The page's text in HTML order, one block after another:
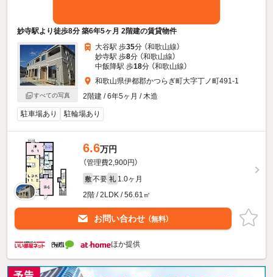
妙寺駅より徒歩8分 築6年5ヶ月 2階建の賃貸物件
すべての写真
大谷駅 歩35分 （和歌山線）
妙寺駅 歩8分 （和歌山線）
中飯降駅 歩18分 （和歌山線）
和歌山県伊都郡かつらぎ町大字丁ノ町491-1
2階建 / 6年5ヶ月 / 木造
駐車場あり 駐輪場あり
6.6万円
（管理費2,900円）
敷 不要 礼 1.0ヶ月
2階 / 2LDK / 56.61㎡
お問い合わせ （無料）
ほか提供